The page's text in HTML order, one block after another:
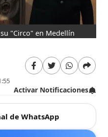
"Circo" en Medellín
Activar Notificaciones
de WhatsApp